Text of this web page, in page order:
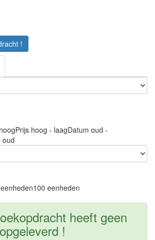
!
Prijs hoog - laagDatum oud -
oud
100 eenheden
heeft geen
!